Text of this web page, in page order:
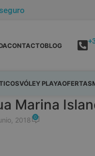
CONTACTOBLOG
VÓLEY PLAYAOFERTAS
Marina
2018 0